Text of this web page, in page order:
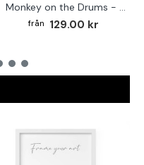
Monkey on the Drums - Trendig poster
129.00 kr